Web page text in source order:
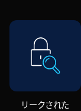
リークされた